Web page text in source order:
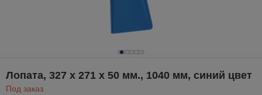
Лопата, 327 x 271 x 50 мм., 1040 мм, синий цвет
Под заказ